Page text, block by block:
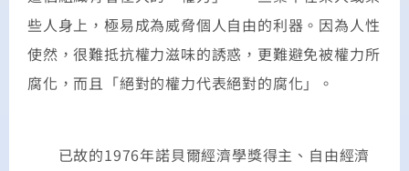
些人身上，極易成為威脅個人自由的利器。因為人性
使然，很難抵抗權力滋味的誘惑，更難避免被權力所
腐化，而且「絕對的權力代表絕對的腐化」。
已故的1976年諾貝爾經濟學獎得主、自由經濟